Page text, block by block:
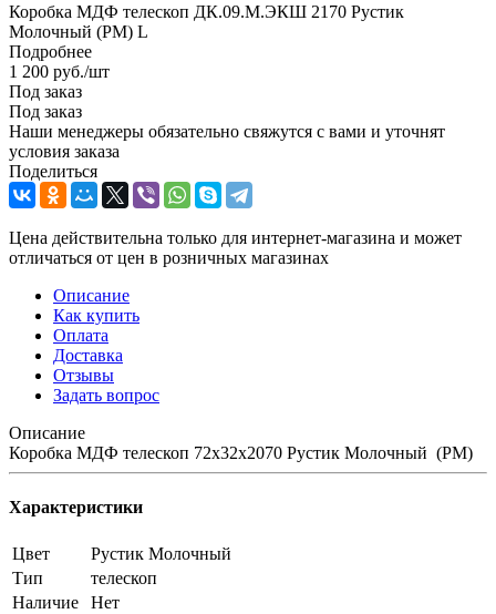
Коробка МДФ телескоп ДК.09.М.ЭКШ 2170 Рустик
Молочный (РМ) L
Подробнее
1 200 руб./шт
Под заказ
Под заказ
Наши менеджеры обязательно свяжутся с вами и уточнят
условия заказа
Поделиться
Цена действительна только для интернет-магазина и может
отличаться от цен в розничных магазинах
Описание
Как купить
Оплата
Доставка
Отзывы
Задать вопрос
Описание
Коробка МДФ телескоп 72х32х2070 Рустик Молочный (РМ)
Характеристики
Цвет
Рустик Молочный
Тип
телескоп
Наличие
Нет